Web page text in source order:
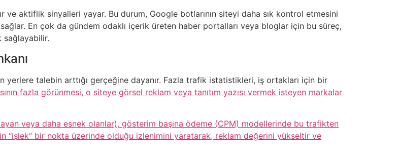
aktiflik sinyalleri yayar. Bu durum, Google botlarının siteyi daha sık kontrol etmesini
En çok da gündem odaklı içerik üreten haber portalları veya bloglar için bu süreç,
sağlayabilir.
yerlere talebin arttığı gerçeğine dayanır. Fazla trafik istatistikleri, iş ortakları için bir
fazla görünmesi, o siteye görsel reklam veya tanıtım yazısı vermek isteyen markalar
veya daha esnek olanlar), gösterim başına ödeme (CPM) modellerinde bu trafikten
“işlek” bir nokta üzerinde olduğu izlenimini yaratarak, reklam değerini yükseltir ve